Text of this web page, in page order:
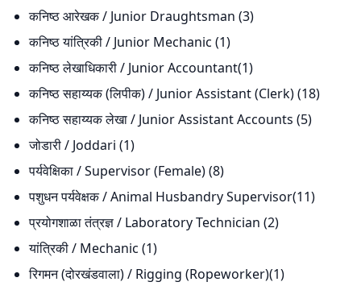
कनिष्ठ आरेखक / Junior Draughtsman (3)
कनिष्ठ यांत्रिकी / Junior Mechanic (1)
कनिष्ठ लेखाधिकारी / Junior Accountant(1)
कनिष्ठ सहाय्यक (लिपीक) / Junior Assistant (Clerk) (18)
कनिष्ठ सहाय्यक लेखा / Junior Assistant Accounts (5)
जोडारी / Joddari (1)
पर्यवेक्षिका / Supervisor (Female) (8)
पशुधन पर्यवेक्षक / Animal Husbandry Supervisor(11)
प्रयोगशाळा तंत्रज्ञ / Laboratory Technician (2)
यांत्रिकी / Mechanic (1)
रिगमन (दोरखंडवाला) / Rigging (Ropeworker)(1)